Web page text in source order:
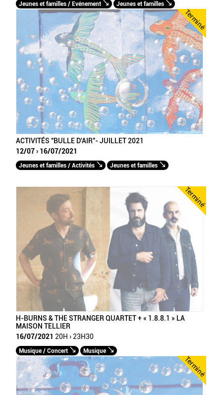
Jeunes et familles / Evénement Jeunes et familles
Terminé
ACTIVITÉS "BULLE D'AIR"- JUILLET 2021
12/07 › 16/07/2021
Jeunes et familles / Activités Jeunes et familles
Terminé
H-BURNS & THE STRANGER QUARTET + « 1.8.8.1 » LA
MAISON TELLIER
16/07/2021 20H › 23H30
Musique / Concert Musique
Terminé